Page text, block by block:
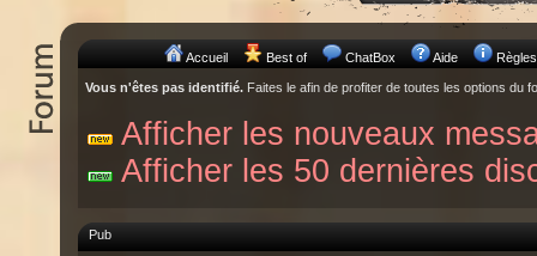
Accueil Best of ChatBox Aide Règles
Vous n'êtes pas identifié. Faites le afin de profiter de toutes les options du
Afficher les nouveaux
Afficher les 50 dernières
Pub